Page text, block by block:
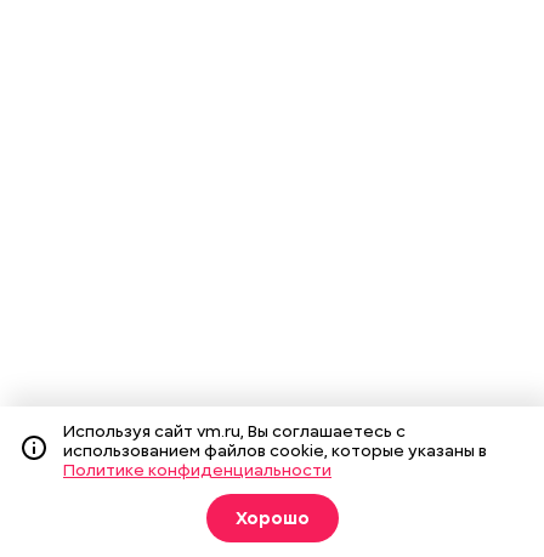
Используя сайт vm.ru, Вы соглашаетесь с
использованием файлов cookie, которые указаны в
Политике конфиденциальности
Хорошо